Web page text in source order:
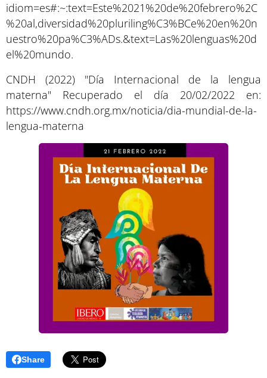
idiom=es#:~:text=Este%2021%20de%20febrero%2C
%20al,diversidad%20pluriling%C3%BCe%20en%20n
uestro%20pa%C3%ADs.&text=Las%20lenguas%20d
el%20mundo.
CNDH (2022) "Día Internacional de la lengua
materna" Recuperado el día 20/02/2022 en:
https://www.cndh.org.mx/noticia/dia-mundial-de-la-
lengua-materna
Share